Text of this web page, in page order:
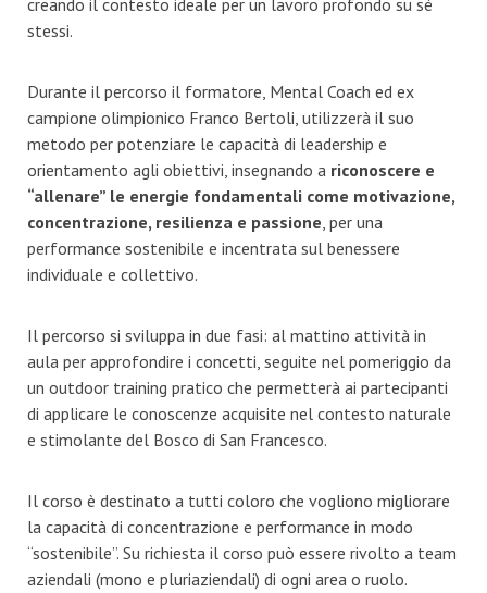
stessi.
Durante il percorso il formatore, Mental Coach ed ex
campione olimpionico Franco Bertoli, utilizzerà il suo
metodo per potenziare le capacità di leadership e
orientamento agli obiettivi, insegnando a riconoscere e
“allenare” le energie fondamentali come motivazione,
concentrazione, resilienza e passione , per una
performance sostenibile e incentrata sul benessere
individuale e collettivo.
Il percorso si sviluppa in due fasi: al mattino attività in
aula per approfondire i concetti, seguite nel pomeriggio da
un outdoor training pratico che permetterà ai partecipanti
di applicare le conoscenze acquisite nel contesto naturale
e stimolante del Bosco di San Francesco.
Il corso è destinato a tutti coloro che vogliono migliorare
la capacità di concentrazione e performance in modo
“sostenibile”. Su richiesta il corso può essere rivolto a team
aziendali (mono e pluriaziendali) di ogni area o ruolo.